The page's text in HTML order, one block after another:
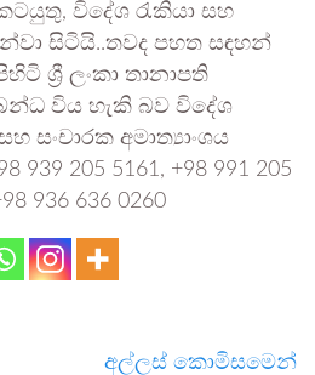
විදේශ රැකියා සහ
සිටියි..තවද පහත සඳහන්
ශ්‍රී ලංකා තානාපති
විය හැකි බව විදේශ
සංචාරක අමාත්‍යාංශය
205 5161, +98 991 205
936 636 0260
අල්ලස් කොමිසමෙන්